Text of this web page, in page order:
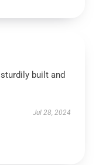
built and
Jul 28, 2024